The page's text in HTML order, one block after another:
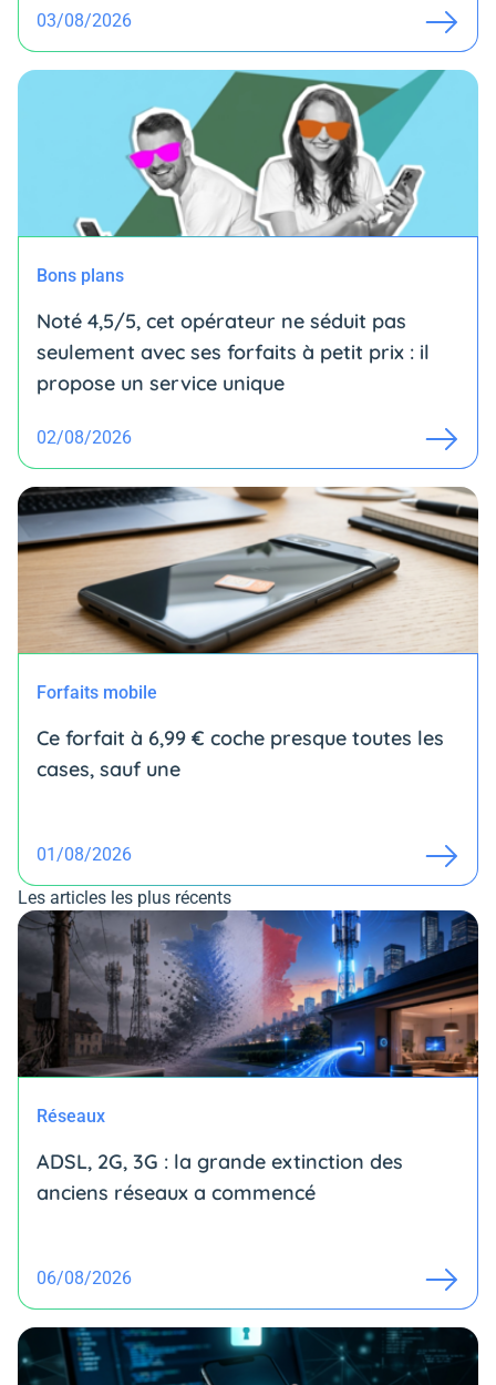
03/08/2026
Bons plans
Noté 4,5/5, cet opérateur ne séduit pas
seulement avec ses forfaits à petit prix : il
propose un service unique
02/08/2026
Forfaits mobile
Ce forfait à 6,99 € coche presque toutes les
cases, sauf une
01/08/2026
Les articles les plus récents
Réseaux
ADSL, 2G, 3G : la grande extinction des
anciens réseaux a commencé
06/08/2026